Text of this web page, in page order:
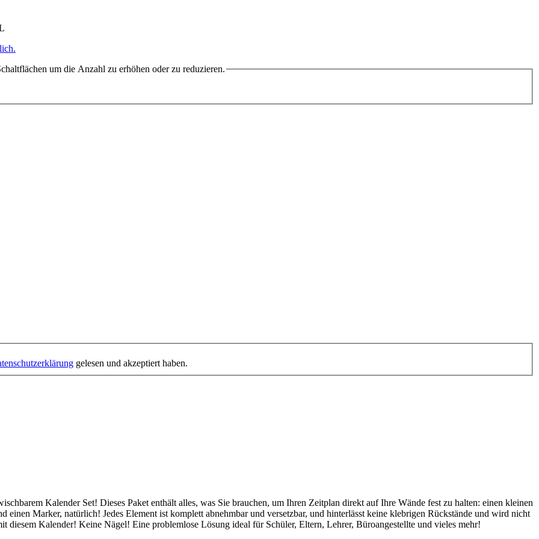
um die Anzahl zu erhöhen oder zu reduzieren.
gelesen und akzeptiert haben.
Kalender Set! Dieses Paket enthält alles, was Sie brauchen, um Ihren Zeitplan direkt auf Ihre Wände fest zu halten: einen kleinen
einen Marker, natürlich! Jedes Element ist komplett abnehmbar und versetzbar, und hinterlässt keine klebrigen Rückstände und wird nicht
diesem Kalender! Keine Nägel! Eine problemlose Lösung ideal für Schüler, Eltern, Lehrer, Büroangestellte und vieles mehr!